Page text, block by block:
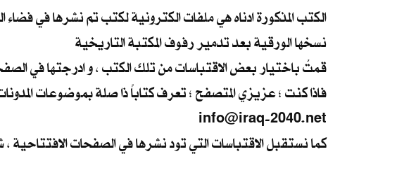
الكتب المذكورة ادناه هي ملفات الكترونية لكتب تم نشرها في
نسخها الورقية بعد تدمير رفوف المكتبة التاريخية
قمتُ باختيار بعض الاقتباسات من تلك الكتب ، و ادرجتها في
فاذا كنت ؛ عزيزي المتصفح ؛ تعرف كتاباً ذا صلة بموضوعات
info@iraq-2040.net
كما نستقبل الاقتباسات التي تود نشرها في الصفحات